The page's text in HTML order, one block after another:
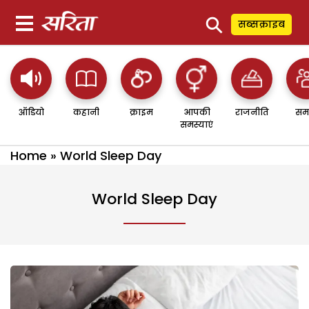
⚲ सब्सक्राइब
ऑडियो कहानी क्राइम
आपकी
समस्याएं
राजनीति
Home » World Sleep Day
World Sleep Day